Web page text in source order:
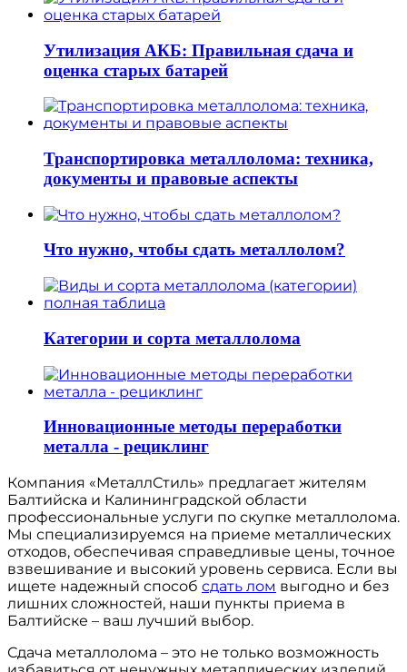
Утилизация АКБ: Правильная сдача и
оценка старых батарей
Транспортировка металлолома: техника,
документы и правовые аспекты
Что нужно, чтобы сдать металлолом?
Категории и сорта металлолома
Инновационные методы переработки
металла - рециклинг
Компания «МеталлСтиль» предлагает жителям
Балтийска и Калининградской области
профессиональные услуги по скупке металлолома.
Мы специализируемся на приеме металлических
отходов, обеспечивая справедливые цены, точное
взвешивание и высокий уровень сервиса. Если вы
ищете надежный способ сдать лом выгодно и без
лишних сложностей, наши пункты приема в
Балтийске – ваш лучший выбор.
Сдача металлолома – это не только возможность